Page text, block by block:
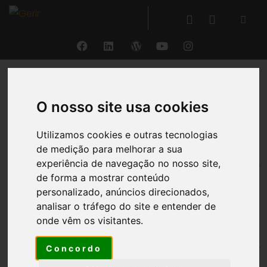
O nosso site usa cookies
Utilizamos cookies e outras tecnologias
de medição para melhorar a sua
experiência de navegação no nosso site,
de forma a mostrar conteúdo
personalizado, anúncios direcionados,
analisar o tráfego do site e entender de
onde vêm os visitantes.
Concordo
Orçamentos
O GERIR®permite acriação, gestão e
monitorização demúltiplos orçamentos
múltiplas perspetivas e objetos(global para a
entidade, compras, vendas, investimentos e projetos,
tanto externos como internos), com possibilidade de
introduzir e acompanhar valores por natureza de
rendimento e gasto, bem como